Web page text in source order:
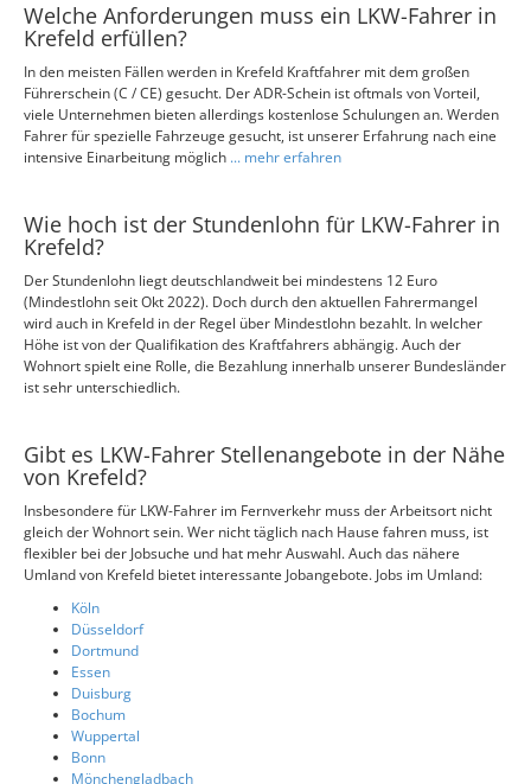
Welche Anforderungen muss ein LKW-Fahrer in
Krefeld erfüllen?
In den meisten Fällen werden in Krefeld Kraftfahrer mit dem großen
Führerschein (C / CE) gesucht. Der ADR-Schein ist oftmals von Vorteil,
viele Unternehmen bieten allerdings kostenlose Schulungen an. Werden
Fahrer für spezielle Fahrzeuge gesucht, ist unserer Erfahrung nach eine
intensive Einarbeitung möglich ... mehr erfahren
Wie hoch ist der Stundenlohn für LKW-Fahrer in
Krefeld?
Der Stundenlohn liegt deutschlandweit bei mindestens 12 Euro
(Mindestlohn seit Okt 2022). Doch durch den aktuellen Fahrermangel
wird auch in Krefeld in der Regel über Mindestlohn bezahlt. In welcher
Höhe ist von der Qualifikation des Kraftfahrers abhängig. Auch der
Wohnort spielt eine Rolle, die Bezahlung innerhalb unserer Bundesländer
ist sehr unterschiedlich.
Gibt es LKW-Fahrer Stellenangebote in der Nähe
von Krefeld?
Insbesondere für LKW-Fahrer im Fernverkehr muss der Arbeitsort nicht
gleich der Wohnort sein. Wer nicht täglich nach Hause fahren muss, ist
flexibler bei der Jobsuche und hat mehr Auswahl. Auch das nähere
Umland von Krefeld bietet interessante Jobangebote. Jobs im Umland:
Köln
Düsseldorf
Dortmund
Essen
Duisburg
Bochum
Wuppertal
Bonn
Mönchengladbach